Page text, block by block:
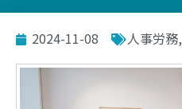
2024-11-08 人事労務,